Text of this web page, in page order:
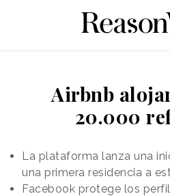
Airbnb
20.000
La plataforma lanza una
una primera residencia a
Facebook protege los